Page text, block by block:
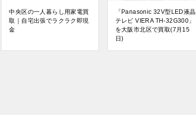
中央区の一人暮らし用家電買
取｜自宅出張でラクラク即現
金
「Panasonic 32V型LED液晶
テレビ VIERA TH-32G300」
を大阪市北区で買取(7月15
日)